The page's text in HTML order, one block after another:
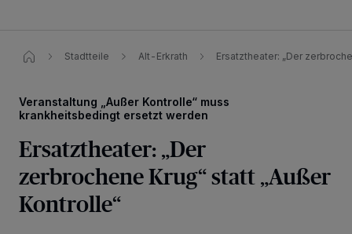
Stadtteile Alt-Erkrath Ersatztheater: „Der
Veranstaltung „Außer Kontrolle“ muss
krankheitsbedingt ersetzt werden
Ersatztheater: „Der
zerbrochene Krug“ statt „Außer
Kontrolle“
Wir und unsere218-Partner speichern und greifen auf
personenbezogene Daten wie Browserdaten oder eindeutige
Kennungen auf Ihrem Gerät zu. Durch Auswahl von OK aktivieren Sie
Tracking-Technologien für die unter „Wir und unsere Partner